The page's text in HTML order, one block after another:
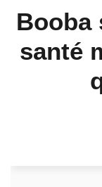
Booba
santé